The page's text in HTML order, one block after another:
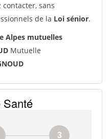
contacter, sans
de la Loi sénior.
Alpes mutuelles
Mutuelle